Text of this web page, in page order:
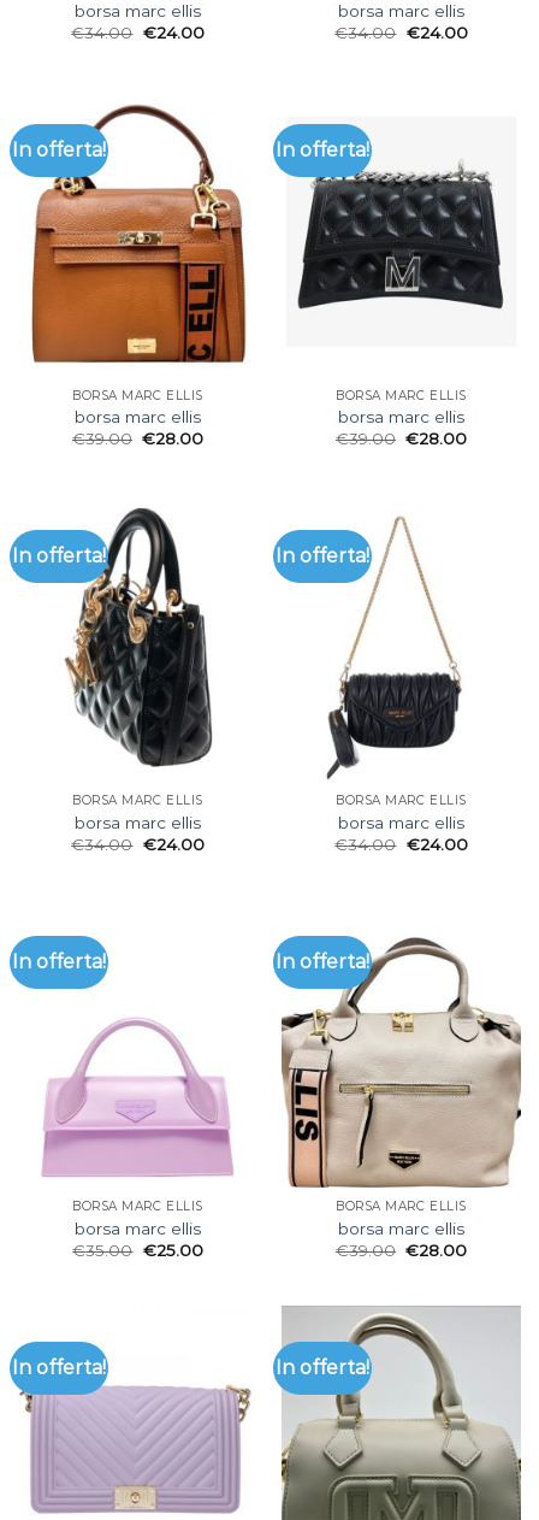
borsa marc ellis
€34.00 €24.00
borsa marc ellis
€34.00 €24.00
In offerta!
BORSA MARC ELLIS
borsa marc ellis
€39.00 €28.00
In offerta!
BORSA MARC ELLIS
borsa marc ellis
€39.00 €28.00
In offerta!
BORSA MARC ELLIS
borsa marc ellis
€34.00 €24.00
In offerta!
BORSA MARC ELLIS
borsa marc ellis
€34.00 €24.00
In offerta!
BORSA MARC ELLIS
borsa marc ellis
€35.00 €25.00
In offerta!
BORSA MARC ELLIS
borsa marc ellis
€39.00 €28.00
In offerta! In offerta!